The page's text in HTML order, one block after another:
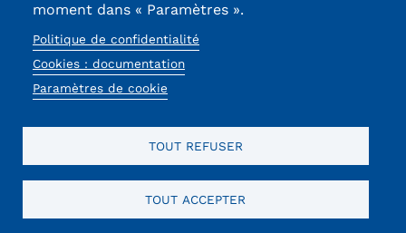
03 84 58 33 10
Réseaux
sociaux
Menu
moment dans « Paramètres ».
Politique de confidentialité
Cookies : documentation
Paramètres de cookie
TOUT REFUSER
TOUT ACCEPTER